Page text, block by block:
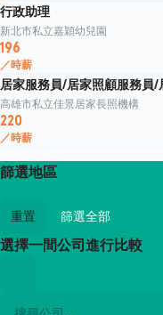
行政助理
新北市私立嘉穎幼兒園
196
／時薪
居家服務員/居家照顧服務員/
高雄市私立佳景居家長照機構
220
／時薪
篩選地區
重置 篩選全部
選擇一間公司進行比較